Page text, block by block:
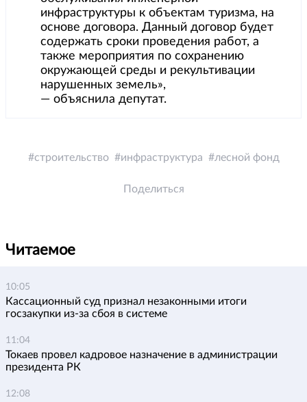
инфраструктуры к объектам туризма, на
основе договора. Данный договор будет
содержать сроки проведения работ, а
также мероприятия по сохранению
окружающей среды и рекультивации
нарушенных земель»,
— объяснила депутат.
строительство инфраструктура лесной фонд
Поделиться
Читаемое
10:05
Кассационный суд признал незаконными итоги
госзакупки из-за сбоя в системе
11:04
Токаев провел кадровое назначение в администрации
президента РК
12:08